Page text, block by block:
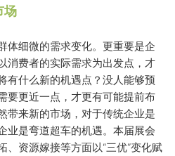
体细微的需求变化。更重要是企
消费者的实际需求为出发点，才
有什么新的机遇点？没人能够预
要更近一点，才更有可能提前布
带来新的市场，对于传统企业是
业是弯道超车的机遇。本届展会
资源嫁接等方面以“三优”变化赋